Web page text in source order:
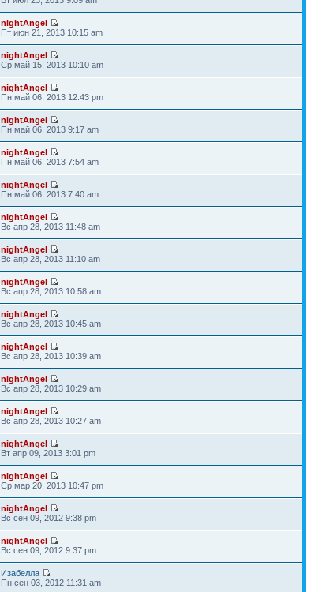
nightAngel
Пт июн 21, 2013 10:15 am
nightAngel
Ср май 15, 2013 10:10 am
nightAngel
Пн май 06, 2013 12:43 pm
nightAngel
Пн май 06, 2013 9:17 am
nightAngel
Пн май 06, 2013 7:54 am
nightAngel
Пн май 06, 2013 7:40 am
nightAngel
Вс апр 28, 2013 11:48 am
nightAngel
Вс апр 28, 2013 11:10 am
nightAngel
Вс апр 28, 2013 10:58 am
nightAngel
Вс апр 28, 2013 10:45 am
nightAngel
Вс апр 28, 2013 10:39 am
nightAngel
Вс апр 28, 2013 10:29 am
nightAngel
Вс апр 28, 2013 10:27 am
nightAngel
Вт апр 09, 2013 3:01 pm
nightAngel
Ср мар 20, 2013 10:47 pm
nightAngel
Вс сен 09, 2012 9:38 pm
nightAngel
Вс сен 09, 2012 9:37 pm
Изабелла
Пн сен 03, 2012 11:31 am